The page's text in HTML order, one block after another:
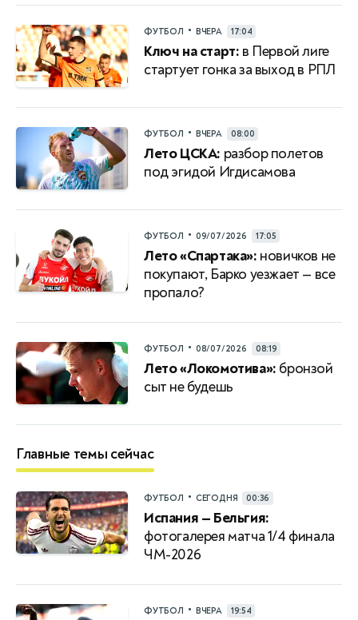
ФУТБОЛ • ВЧЕРА 17:04
Ключ на старт: в Первой лиге
стартует гонка за выход в РПЛ
ФУТБОЛ • ВЧЕРА 08:00
Лето ЦСКА: разбор полетов
под эгидой Игдисамова
ФУТБОЛ • 09/07/2026 17:05
Лето «Спартака»: новичков не
покупают, Барко уезжает — все
пропало?
ФУТБОЛ • 08/07/2026 08:19
Лето «Локомотива»: бронзой
сыт не будешь
Главные темы сейчас
ФУТБОЛ • СЕГОДНЯ 00:36
Испания — Бельгия:
фотогалерея матча 1/4 финала
ЧМ-2026
ФУТБОЛ • ВЧЕРА 19:54